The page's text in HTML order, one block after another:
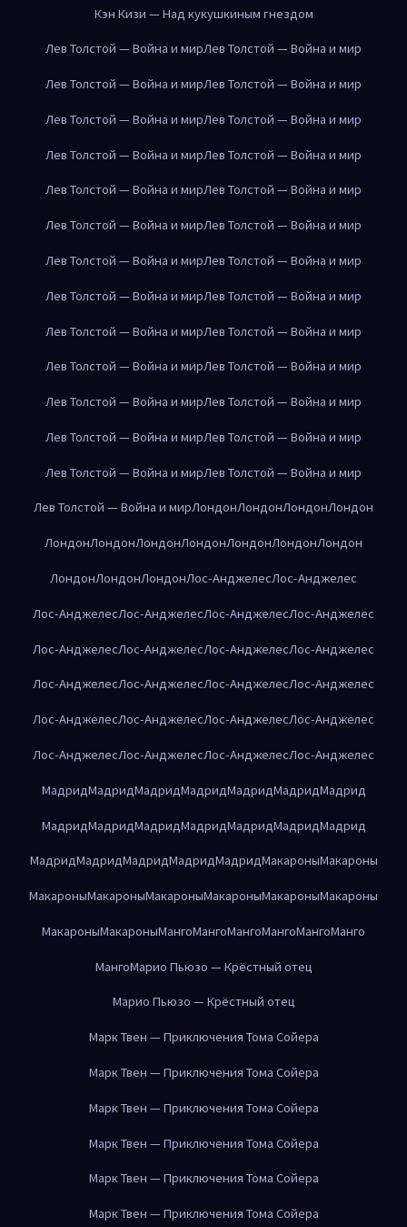
Кэн Кизи — Над кукушкиным гнездом
Лев Толстой — Война и мирЛев Толстой — Война и мир
Лев Толстой — Война и мирЛев Толстой — Война и мир
Лев Толстой — Война и мирЛев Толстой — Война и мир
Лев Толстой — Война и мирЛев Толстой — Война и мир
Лев Толстой — Война и мирЛев Толстой — Война и мир
Лев Толстой — Война и мирЛев Толстой — Война и мир
Лев Толстой — Война и мирЛев Толстой — Война и мир
Лев Толстой — Война и мирЛев Толстой — Война и мир
Лев Толстой — Война и мирЛев Толстой — Война и мир
Лев Толстой — Война и мирЛев Толстой — Война и мир
Лев Толстой — Война и мирЛев Толстой — Война и мир
Лев Толстой — Война и мирЛев Толстой — Война и мир
Лев Толстой — Война и мирЛев Толстой — Война и мир
Лев Толстой — Война и мирЛондонЛондонЛондонЛондон
ЛондонЛондонЛондонЛондонЛондонЛондонЛондон
ЛондонЛондонЛондонЛос-АнджелесЛос-Анджелес
Лос-АнджелесЛос-АнджелесЛос-АнджелесЛос-Анджелес
Лос-АнджелесЛос-АнджелесЛос-АнджелесЛос-Анджелес
Лос-АнджелесЛос-АнджелесЛос-АнджелесЛос-Анджелес
Лос-АнджелесЛос-АнджелесЛос-АнджелесЛос-Анджелес
Лос-АнджелесЛос-АнджелесЛос-АнджелесЛос-Анджелес
МадридМадридМадридМадридМадридМадридМадрид
МадридМадридМадридМадридМадридМадридМадрид
МадридМадридМадридМадридМадридМакароныМакароны
МакароныМакароныМакароныМакароныМакароныМакароны
МакароныМакароныМангоМангоМангоМангоМангоМанго
МангоМарио Пьюзо — Крёстный отец
Марио Пьюзо — Крёстный отец
Марк Твен — Приключения Тома Сойера
Марк Твен — Приключения Тома Сойера
Марк Твен — Приключения Тома Сойера
Марк Твен — Приключения Тома Сойера
Марк Твен — Приключения Тома Сойера
Марк Твен — Приключения Тома Сойера